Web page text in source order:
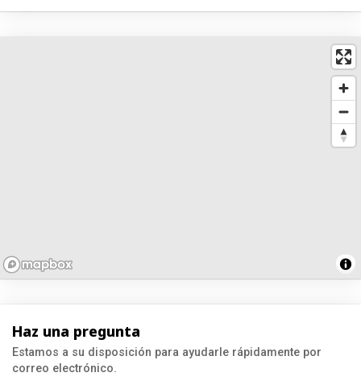
Haz una pregunta
Estamos a su disposición para ayudarle rápidamente por
correo electrónico.